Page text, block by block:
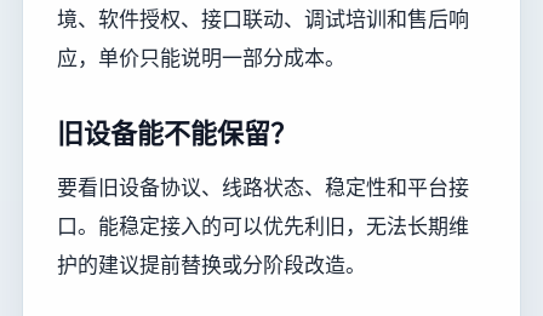
境、软件授权、接口联动、调试培训和售后响
应，单价只能说明一部分成本。
旧设备能不能保留？
要看旧设备协议、线路状态、稳定性和平台接
口。能稳定接入的可以优先利旧，无法长期维
护的建议提前替换或分阶段改造。